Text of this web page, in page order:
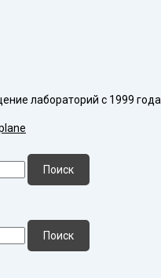
лабораторий с 1999 года
Поиск
Поиск